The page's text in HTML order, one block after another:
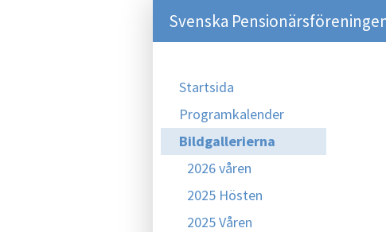
Svenska
Startsida
Programkalender
Bildgallerierna
2026 våren
2025 Hösten
2025 Våren